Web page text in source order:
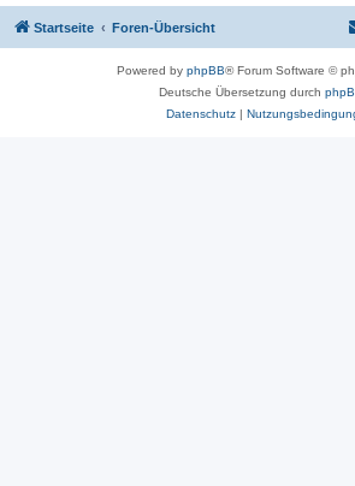
Startseite Foren-Übersicht
Powered by phpBB® Forum Software ©
Deutsche Übersetzung durch
Datenschutz|